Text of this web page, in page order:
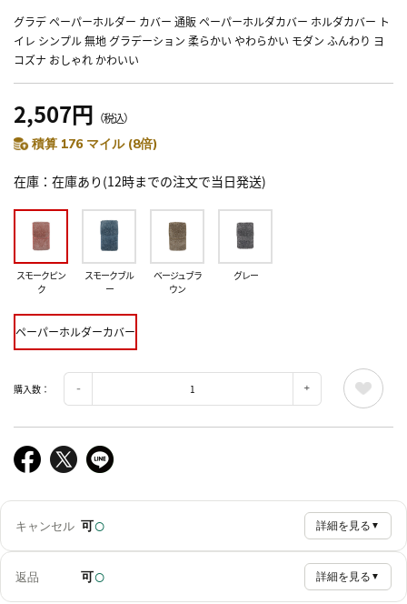
グラデ ペーパーホルダー カバー 通販 ペーパーホルダカバー ホルダカバー ト
イレ シンプル 無地 グラデーション 柔らかい やわらかい モダン ふんわり ヨ
コズナ おしゃれ かわいい
2,507円 （税込）
積算 176 マイル (8倍)
在庫 在庫あり(12時までの注文で当日発送)
スモークピン
ク
スモークブル
ー
ベージュブラ
ウン
グレー
ペーパーホルダーカバー
購入数：
キャンセル 可○ 詳細を見る ▼
返品 可○ 詳細を見る ▼